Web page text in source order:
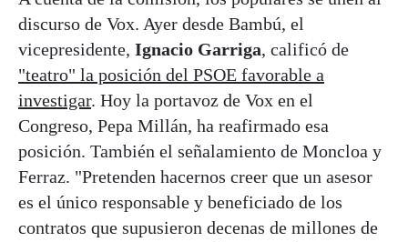
discurso de Vox. Ayer desde Bambú, el
vicepresidente, Ignacio Garriga, calificó de
"teatro" la posición del PSOE favorable a
investigar. Hoy la portavoz de Vox en el
Congreso, Pepa Millán, ha reafirmado esa
posición. También el señalamiento de Moncloa y
Ferraz. "Pretenden hacernos creer que un asesor
es el único responsable y beneficiado de los
contratos que supusieron decenas de millones de